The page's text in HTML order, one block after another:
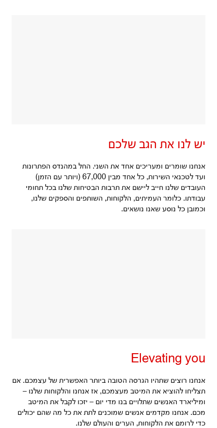
יש לנו את הגב שלכם
אנחנו שומרים ומעריכים אחד את השני. החל במהנדס הפתרונות
ועד לטכנאי השירות, כל אחד מבין 67,000 (ויותר עם הזמן)
העובדים שלנו חייב ליישם את תרבות הבטיחות שלנו בכל תחומי
עבודתו. כלומר העמיתים, הלקוחות, השותפים והספקים שלנו,
וכמובן כל נוסע שאנו נושאים.
Elevating you
אנחנו רוצים שתהיו הגרסה הטובה ביותר האפשרית של עצמכם. אם
תצליחו להוציא את המיטב מעצמכם, אז אנחנו והלקוחות שלנו –
ומיליארד האנשים שתלויים בנו מדי יום – יזכו לקבל את המיטב
מכם. אנחנו מקדמים אנשים שמוכנים לתת את כל מה שהם יכולים
כדי לרומם את הלקוחות, הערים והעולם שלנו.